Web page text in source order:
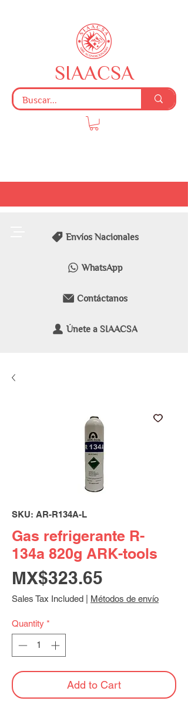
Envíos Nacionales
WhatsApp
Contáctanos
Únete a SIAACSA
SIAACSA
SKU: AR-R134A-L
Gas refrigerante R-
134a 820g ARK-tools
MX$323.65
Sales Tax Included Métodos de envío
Quantity *
Add to Cart